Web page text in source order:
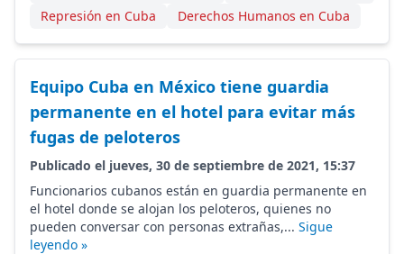
Represión en Cuba
Derechos Humanos en Cuba
Equipo Cuba en México tiene guardia
permanente en el hotel para evitar más
fugas de peloteros
Publicado el jueves, 30 de septiembre de 2021, 15:37
Funcionarios cubanos están en guardia permanente en
el hotel donde se alojan los peloteros, quienes no
pueden conversar con personas extrañas,... Sigue
leyendo »